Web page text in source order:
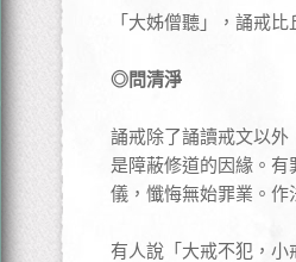
「大姊僧聽」，誦戒
◎問清淨
誦戒除了誦讀戒文以
是障蔽修道的因緣。
儀，懺悔無始罪業。
有人說「大戒不犯，